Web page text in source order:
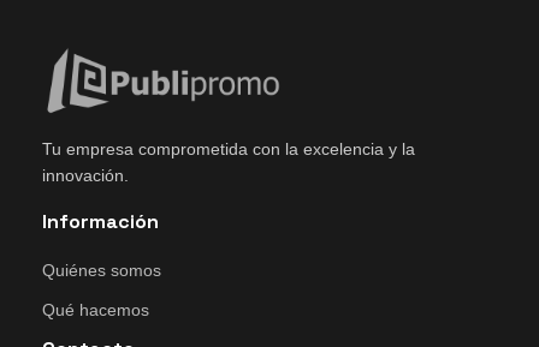
Tu empresa comprometida con la excelencia y la
innovación.
Información
Quiénes somos
Qué hacemos